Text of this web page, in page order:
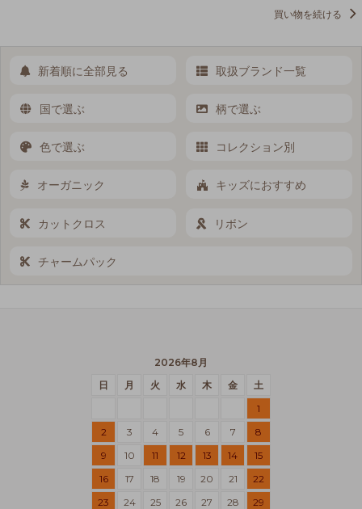
買い物を続ける
新着順に全部見る 取扱ブランド一覧
国で選ぶ 柄で選ぶ
色で選ぶ コレクション別
オーガニック キッズにおすすめ
カットクロス リボン
チャームパック
2026年8月
日
月 火 水 木 金
土
1
2
3 4 5 6 7
8
9
10 11 12 13 14
15
16
17 18 19 20 21
22
23
24 25 26 27 28
29